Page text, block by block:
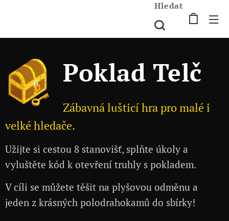
Hledat
Poklad Telč
Zábavná lušticí hra pro malé i
velké hledače.
Užijte si cestou 8 stanovišť, splňte úkoly a
vyluštěte kód k otevření truhly s pokladem.
V cíli se můžete těšit na plyšovou odměnu a
jeden z krásných polodrahokamů do sbírky!